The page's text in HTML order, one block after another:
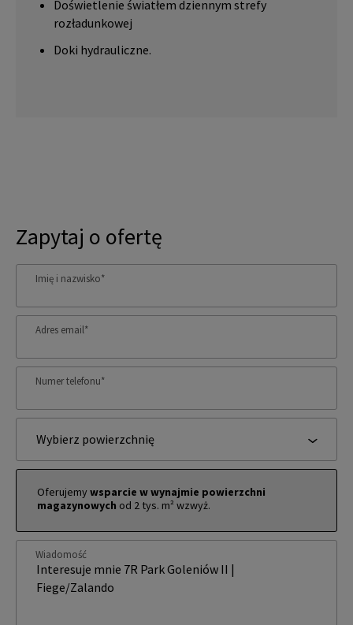
Doświetlenie światłem dziennym strefy
rozładunkowej
Doki hydrauliczne.
Zapytaj o ofertę
Imię i nazwisko*
Adres email*
Numer telefonu*
Wybierz powierzchnię
Oferujemywsparcie w wynajmie powierzchni
magazynowych od 2 tys. m² wzwyż.
Wiadomość